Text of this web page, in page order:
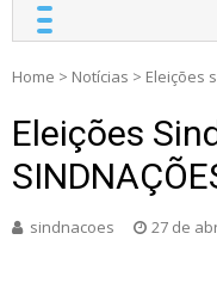
Home > Notícias > Eleições
Eleições
sindnacoes 27 de